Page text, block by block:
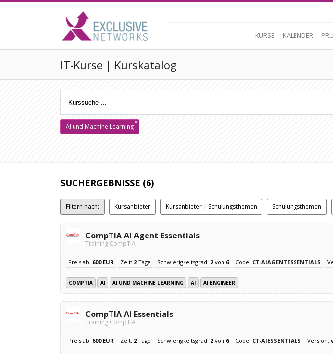
KURSE KALENDER
IT-Kurse | Kurskatalog
AI und Machine Learning
x
SUCHERGEBNISSE (6)
Filtern nach: Kursanbieter Kursanbieter | Schulungsthemen Schulungsthemen
CompTIA AI Agent Essentials
Training CompTIA
Preis ab: 600 EUR Zeit: 2 Tage Schwierigkeitsgrad: 2 von 6 Code: CT-AIAGENTESSENTIALS
COMPTIA AI AI UND MACHINE LEARNING AI AI ENGINEER
CompTIA AI Essentials
Training CompTIA
Preis ab: 600 EUR Zeit: 2 Tage Schwierigkeitsgrad: 2 von 6 Code: CT-AIESSENTIALS Version: